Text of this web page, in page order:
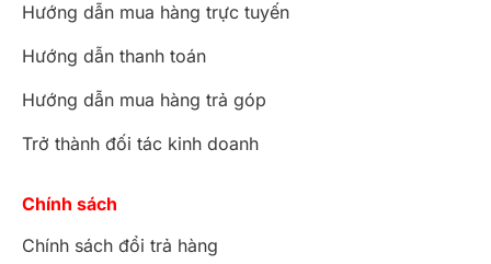
Hướng dẫn mua hàng trực tuyến
Hướng dẫn thanh toán
Hướng dẫn mua hàng trả góp
Trở thành đối tác kinh doanh
Chính sách
Chính sách đổi trả hàng